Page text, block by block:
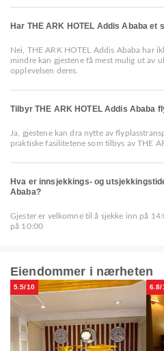
Har THE ARK HOTEL Addis Ababa et
Nei, THE ARK HOTEL Addis Ababa har
mindre kan gjestene få mest mulig ut av
opplevelsen deres.
Tilbyr THE ARK HOTEL Addis Ababa
Ja, gjestene kan dra nytte av
praktiske fasilitetene som tilbys av THE
Hva er innsjekkings- og
Ababa?
Gjester er velkomne til å sjekke inn på
på 10:00
Eiendommer i nærheten
5.5/10 6.8/